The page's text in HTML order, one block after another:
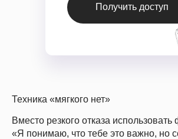
Получить доступ
Техника «мягкого нет»
Вместо резкого отказа
«Я понимаю, что тебе это важно, но